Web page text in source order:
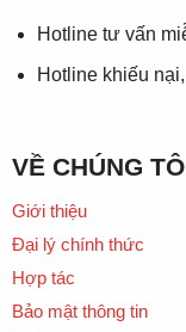
Hotline tư vấn
Hotline khiếu
VỀ CHÚNG
Giới thiệu
Đại lý chính thức
Hợp tác
Bảo mật thông tin